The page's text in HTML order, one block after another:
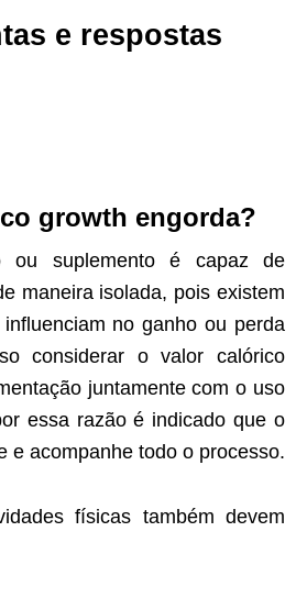
e respostas
growth engorda?
ou suplemento é capaz de
maneira isolada, pois existem
no ganho ou perda
considerar o valor calórico
juntamente com o uso
essa razão é indicado que o
e acompanhe todo o processo.
físicas também devem